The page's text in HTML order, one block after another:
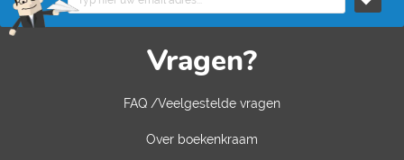
Vragen?
FAQ /Veelgestelde vragen
Over boekenkraam